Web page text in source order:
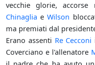
vecchie glorie, accorse
Chinaglia eWilson
ma premiati dal
Erano assenti Re Cecconi
Coverciano e l'allenatore